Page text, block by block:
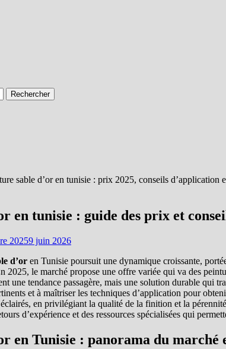
en tunisie : guide des prix et
20259 juin 2026
d’or en Tunisie poursuit une dynamique croissante,
2025, le marché propose une offre variée qui va des
une tendance passagère, mais une solution durable qui
et à maîtriser les techniques d’application pour
en privilégiant la qualité de la finition et la
d’expérience et des ressources spécialisées qui
en Tunisie : panorama du marché